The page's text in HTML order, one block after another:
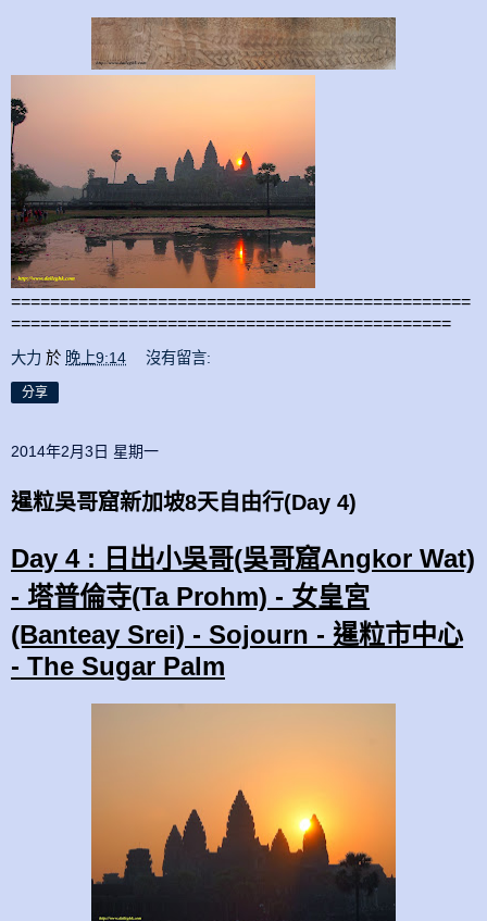
===============================================
=============================================
大力 於 晚上9:14 沒有留言:
分享
2014年2月3日 星期一
暹粒吳哥窟新加坡8天自由行(Day 4)
Day 4 : 日出小吳哥(吳哥窟Angkor Wat)
- 塔普倫寺(Ta Prohm) - 女皇宮
(Banteay Srei) - Sojourn - 暹粒市中心
- The Sugar Palm